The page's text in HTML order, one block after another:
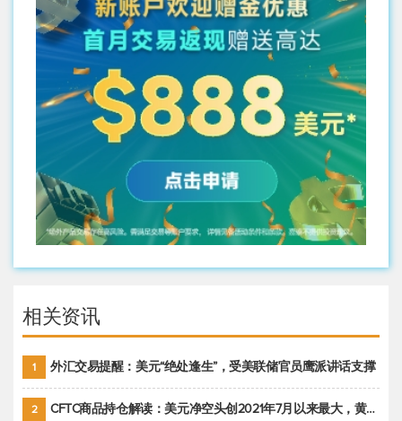
相关资讯
1 外汇交易提醒：美元“绝处逢生”，受美联储官员鹰派讲话支撑
2 CFTC商品持仓解读：美元净空头创2021年7月以来最大，黄金期货投机性净多头头寸减少